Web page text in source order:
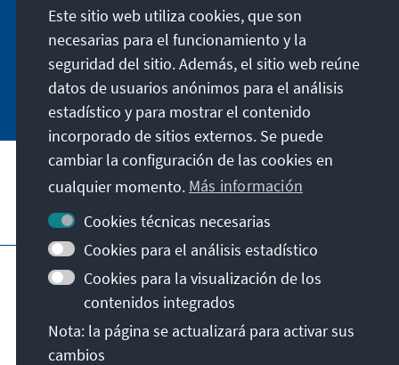
Abständen in aller Kürze über Themen, die wir
für unsere nahe Zukunft für wichtig halten.
Jetzt abonnieren
Visita también
Pie de imprenta
Condiciones de uso
Declaración sobre accesibilidad
Barriere melden
Este sitio web utiliza cookies, que son
necesarias para el funcionamiento y la
seguridad del sitio. Además, el sitio web reúne
datos de usuarios anónimos para el análisis
estadístico y para mostrar el contenido
incorporado de sitios externos. Se puede
cambiar la configuración de las cookies en
cualquier momento. Más información
Cookies técnicas necesarias
Cookies para el análisis estadístico
Cookies para la visualización de los
contenidos integrados
Nota: la página se actualizará para activar sus
cambios